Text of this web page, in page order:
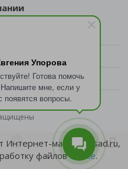
Упорова
Готова помочь
мне, если у
появятся вопросы.
- sad.ru
Интернет-магазина sad.ru,
файловcookie.